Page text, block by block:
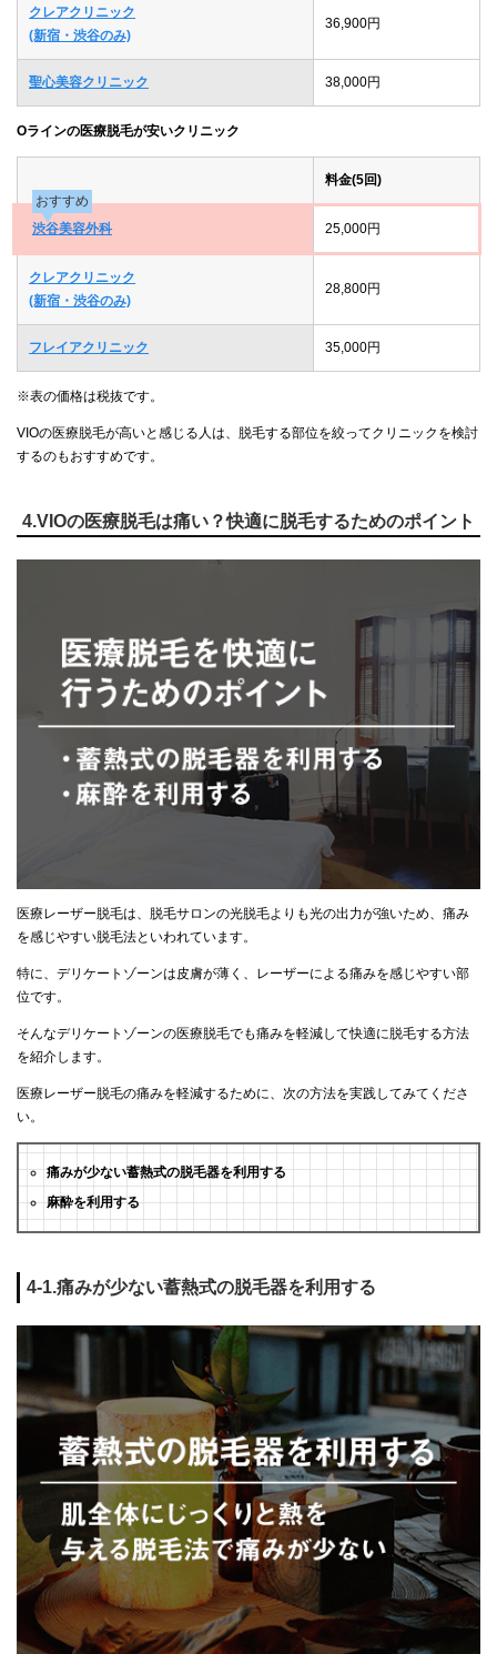
クレアクリニック
(新宿・渋谷のみ)
36,900円
聖心美容クリニック 38,000円
Oラインの医療脱毛が安いクリニック
料金(5回)
おすすめ
渋谷美容外科
25,000円
クレアクリニック
(新宿・渋谷のみ)
28,800円
フレイアクリニック 35,000円
※表の価格は税抜です。
VIOの医療脱毛が高いと感じる人は、脱毛する部位を絞ってクリニックを検討
するのもおすすめです。
4.VIOの医療脱毛は痛い？快適に脱毛するためのポイント
医療レーザー脱毛は、脱毛サロンの光脱毛よりも光の出力が強いため、痛み
を感じやすい脱毛法といわれています。
特に、デリケートゾーンは皮膚が薄く、レーザーによる痛みを感じやすい部
位です。
そんなデリケートゾーンの医療脱毛でも痛みを軽減して快適に脱毛する方法
を紹介します。
医療レーザー脱毛の痛みを軽減するために、次の方法を実践してみてくださ
い。
痛みが少ない蓄熱式の脱毛器を利用する
麻酔を利用する
4-1.痛みが少ない蓄熱式の脱毛器を利用する